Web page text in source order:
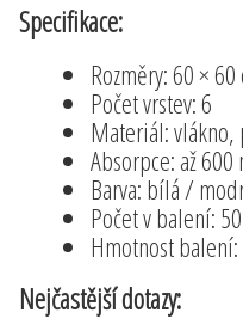
Specifikace:
Rozměry: 60 × 60
Počet vrstev: 6
Materiál: vlákno,
Absorpce: až 600
Barva: bílá /
Počet v balení:
Hmotnost balení:
Nejčastější dotazy: